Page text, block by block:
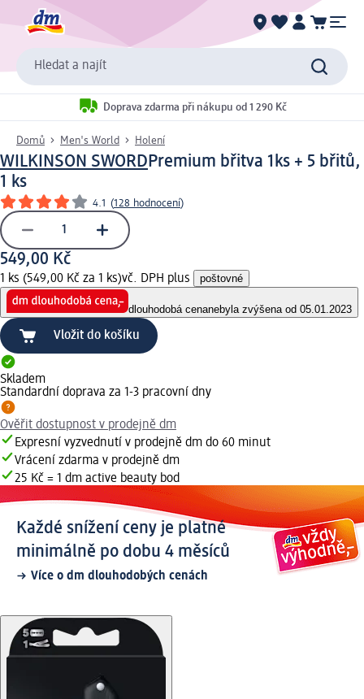
Hledat a najít
Doprava zdarma při nákupu od 1 290 Kč
Domů Men's World Holení
WILKINSON SWORDPremium břitva 1ks + 5 břitů,
1 ks
4.1 (128 hodnocení)
549,00 Kč
1 ks (549,00 Kč za 1 ks)vč. DPH plus poštovné
dlouhodobá cenanebyla zvýšena od 05.01.2023
Vložit do košíku
Skladem
Standardní doprava za 1-3 pracovní dny
Ověřit dostupnost v prodejně dm
Expresní vyzvednutí v prodejně dm do 60 minut
Vrácení zdarma v prodejně dm
25 Kč = 1 dm active beauty bod
Každé snížení ceny je platné
minimálně po dobu 4 měsíců
Více o dm dlouhodobých cenách